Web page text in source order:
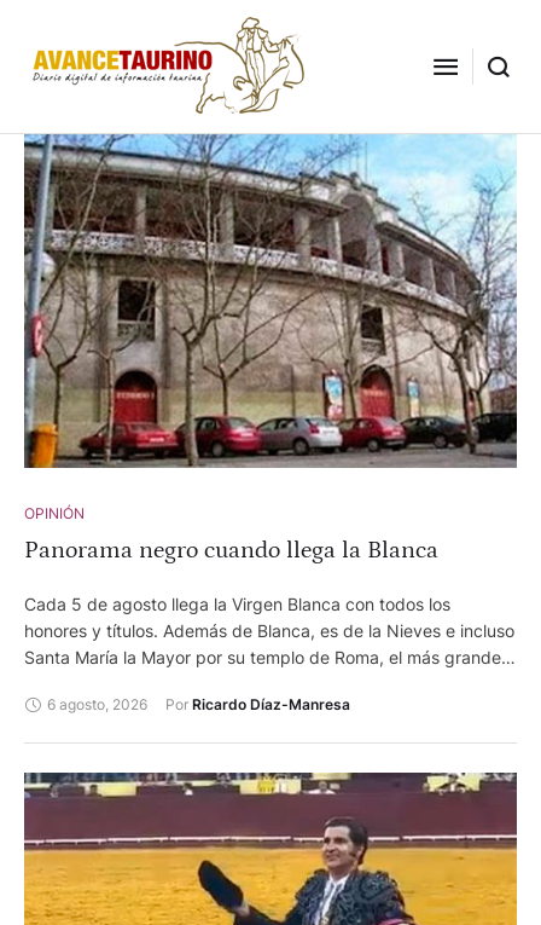
OPINIÓN
Panorama negro cuando llega la Blanca
Cada 5 de agosto llega la Virgen Blanca con todos los
honores y títulos. Además de Blanca, es de la Nieves e incluso
Santa María la Mayor por su templo de Roma, el más grande.
desaparecida en un mundo en el que los humanos parecen
decididos a cargárselo todo.
6 agosto, 2026 Por Ricardo Díaz-Manresa